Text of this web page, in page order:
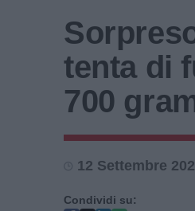
tenta di
700
12 Settembre
Condividi su: